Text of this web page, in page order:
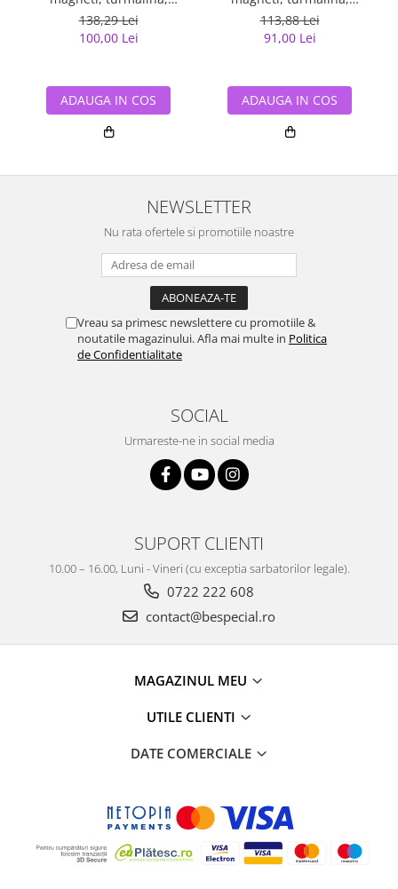
germaniu si anioni
138,29 Lei
100,00 Lei
ADAUGA IN COS
germaniu si anioni
113,88 Lei
91,00 Lei
ADAUGA IN COS
NEWSLETTER
Nu rata ofertele si promotiile noastre
Vreau sa primesc newslettere cu promotiile &
noutatile magazinului. Afla mai multe in Politica
de Confidentialitate
SOCIAL
Urmareste-ne in social media
SUPORT CLIENTI
10.00 – 16.00, Luni - Vineri (cu exceptia sarbatorilor legale).
0722 222 608
contact@bespecial.ro
MAGAZINUL MEU
UTILE CLIENTI
DATE COMERCIALE